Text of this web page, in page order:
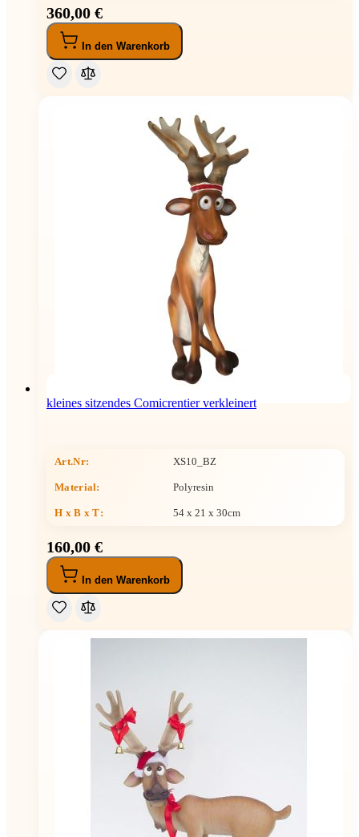
360,00 €
In den Warenkorb
kleines sitzendes Comicrentier verkleinert
Art.Nr: XS10_BZ
Material: Polyresin
H x B x T: 54 x 21 x 30cm
160,00 €
In den Warenkorb